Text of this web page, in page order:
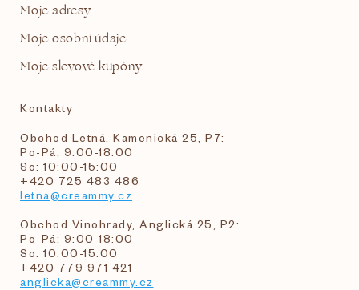
Moje adresy
Moje osobní údaje
Moje slevové kupóny
Kontakty
Obchod Letná, Kamenická 25, P7:
Po-Pá: 9:00-18:00
So: 10:00-15:00
+420 725 483 486
letna@creammy.cz
Obchod Vinohrady, Anglická 25, P2:
Po-Pá: 9:00-18:00
So: 10:00-15:00
+420 779 971 421
anglicka@creammy.cz